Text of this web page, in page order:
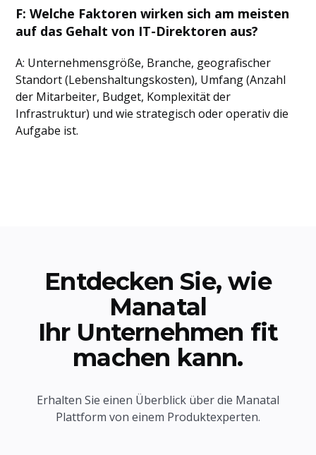
F: Welche Faktoren wirken sich am meisten
auf das Gehalt von IT-Direktoren aus?
A: Unternehmensgröße, Branche, geografischer
Standort (Lebenshaltungskosten), Umfang (Anzahl
der Mitarbeiter, Budget, Komplexität der
Infrastruktur) und wie strategisch oder operativ die
Aufgabe ist.
Entdecken Sie, wie
Manatal
Ihr Unternehmen fit
machen kann.
Erhalten Sie einen Überblick über die Manatal
Plattform von einem Produktexperten.